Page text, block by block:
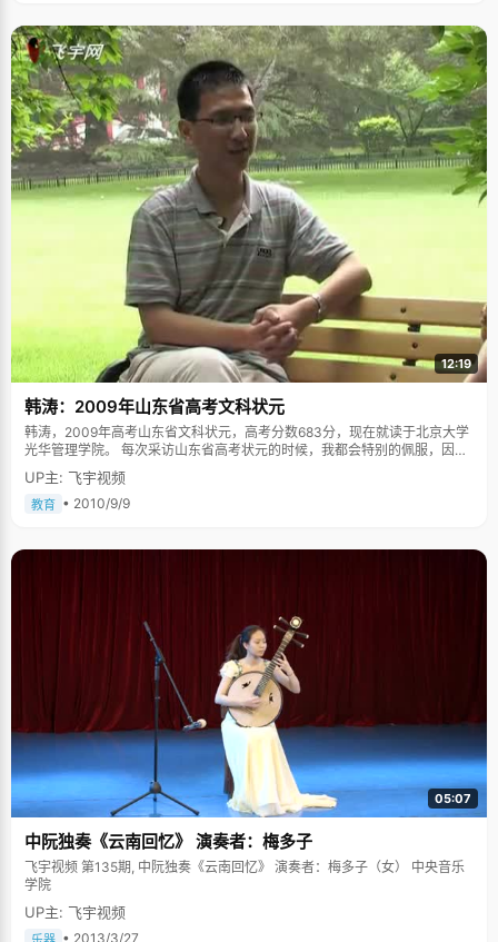
12:19
韩涛：2009年山东省高考文科状元
韩涛，2009年高考山东省文科状元，高考分数683分，现在就读于北京大学
光华管理学院。 每次采访山东省高考状元的时候，我都会特别的佩服，因为
山东是一个高考重省，考生众多，竞争非常激烈，能在这样的考区拿状元，
那是非常有难度的，所以在见到韩涛的时候，我第一句话就是，"真的太不容
易了"。韩涛也明白我的意思，嘿嘿笑着说，"还好，闯出来了"。 我就是那只
实我并不聪明，接受能力也不强，别人记一遍的东西，我得记三遍。但是我
努力了，比别人做得多，还是可以先飞的嘛"，韩涛说着挠了挠头发，表情憨
的方法，结果成绩一下子掉到十名开外。韩涛心想，这样不行，于是回家后
再不看电视了，把时间花在了看书学习上，成绩又重新回到第一。 高二的时
候，韩涛从一般高中转学到了重点高中的实验班，刚进班级，韩涛的成绩几
乎处于垫底的水平，"当时心里特别难过"，韩涛说，"于是我就拼命的学
习。"韩涛每天早上五点半起床上早读，上课和自习的时候集中精力，努力提
高学习效率，争取在相同的时间比别人学得更多。经过一个学年的努力，韩
涛的成绩慢慢上升到年级前几名。 "高中的时候很单纯，只有一个想法就是考
北大"，韩涛说，"所以学习起来很有目的和动力。" 通过写日志来调节情绪
他会在日志里记录一天的生活，把所有情绪都写进日志。尤其是特别郁闷的
时候，他的日志就会特别长，"我会先把情绪写出来，然后再自己分析，到最
后，笔锋一转，又变成了自我鼓励。有时候，光是各种加油，我都能写满满
一页纸"，韩涛说，"每次写完日志，我的心里都会特别平静，烦恼都写没
了"。 爸爸的离世让韩涛更坚强 当成绩还不是太好的时候，韩涛的愿望是学
法语，目标是外语学院。高一的时候，韩涛认为自己可以冲刺下中国政法大
UP主: 飞宇视频
教育 • 2010/9/9
05:07
中阮独奏《云南回忆》 演奏者：梅多子
飞宇视频 第135期, 中阮独奏《云南回忆》 演奏者：梅多子（女） 中央音乐
学院
UP主: 飞宇视频
• 2013/3/27